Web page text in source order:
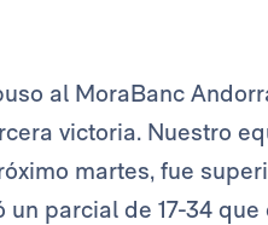
al MoraBanc
victoria. Nuestro
martes, fue
un parcial de 17-34